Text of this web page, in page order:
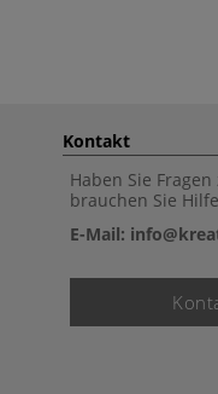
Kontakt
Haben Sie
brauchen Sie
E-Mail: